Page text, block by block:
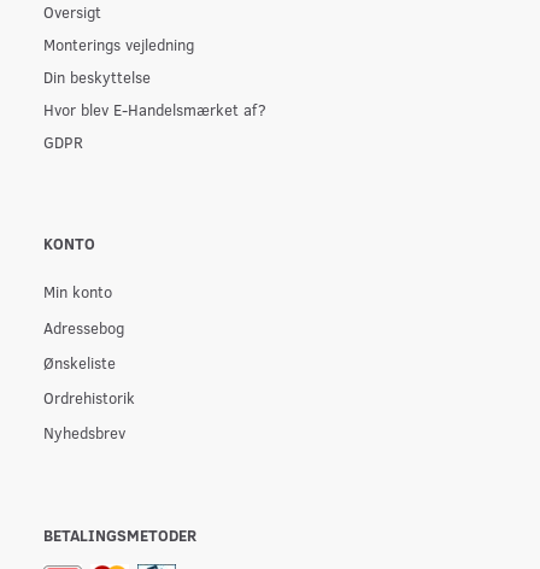
Oversigt
Monterings vejledning
Din beskyttelse
Hvor blev E-Handelsmærket af?
GDPR
KONTO
Min konto
Adressebog
Ønskeliste
Ordrehistorik
Nyhedsbrev
BETALINGSMETODER